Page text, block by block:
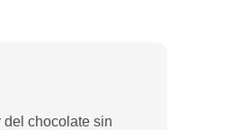
chocolate sin